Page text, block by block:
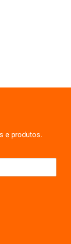
e produtos.